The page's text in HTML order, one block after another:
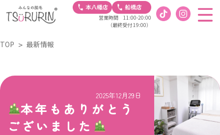
営業時間 11:00-20:00
（最終受付 19:00）
TOP 最新情報
2025年12月29日
本年もありがとう
ございました